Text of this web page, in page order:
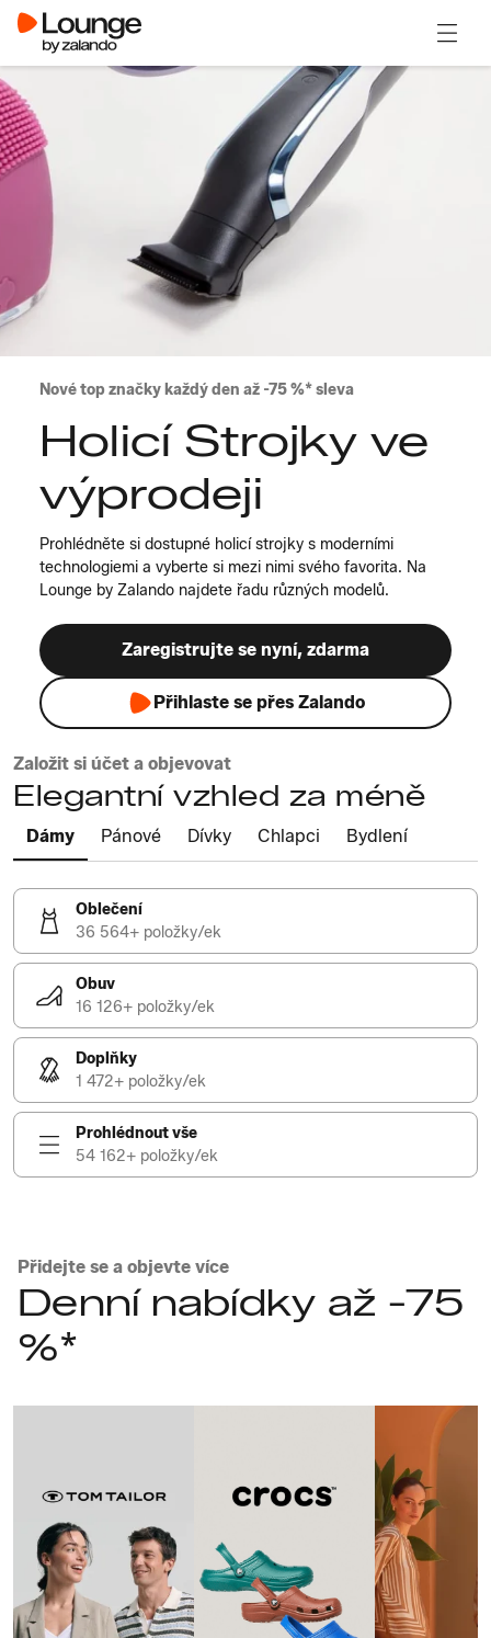
Nové top značky každý den až -75 %* sleva
Holicí Strojky ve
výprodeji
Prohlédněte si dostupné holicí strojky s moderními
technologiemi a vyberte si mezi nimi svého favorita. Na
Lounge by Zalando najdete řadu různých modelů.
Zaregistrujte se nyní, zdarma
Přihlaste se přes Zalando
Založit si účet a objevovat
Elegantní vzhled za méně
Dámy Pánové Dívky Chlapci Bydlení
Oblečení
36 564+ položky/ek
Obuv
16 126+ položky/ek
Doplňky
1 472+ položky/ek
Prohlédnout vše
54 162+ položky/ek
Přidejte se a objevte více
Denní nabídky až -75
%*